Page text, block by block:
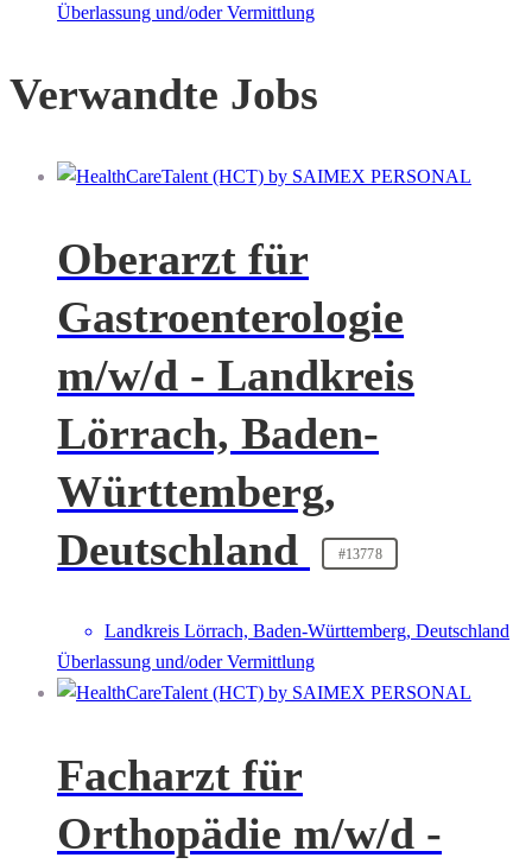
Überlassung und/oder Vermittlung
Verwandte Jobs
Oberarzt für
Gastroenterologie
m/w/d - Landkreis
Lörrach, Baden-
Württemberg,
Deutschland
#13778
Landkreis Lörrach, Baden-Württemberg, Deutschland
Überlassung und/oder Vermittlung
Facharzt für
Orthopädie m/w/d -